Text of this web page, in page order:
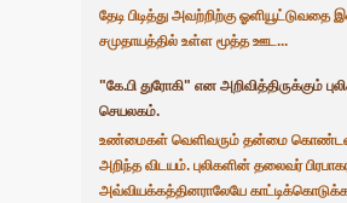
தேடி பிடித்து அவற்றிற்கு
சமுதாயத்தில் உள்ள மூத்த ஊட...
"கே.பி துரோகி" என அறிவித்திருக்கும்
செயலகம்.
உண்மைகள் வெளிவரும் தன்மை
அறிந்த விடயம். புலிகளின் தலைவர்
அவ்வியக்கத்தினராலேயே